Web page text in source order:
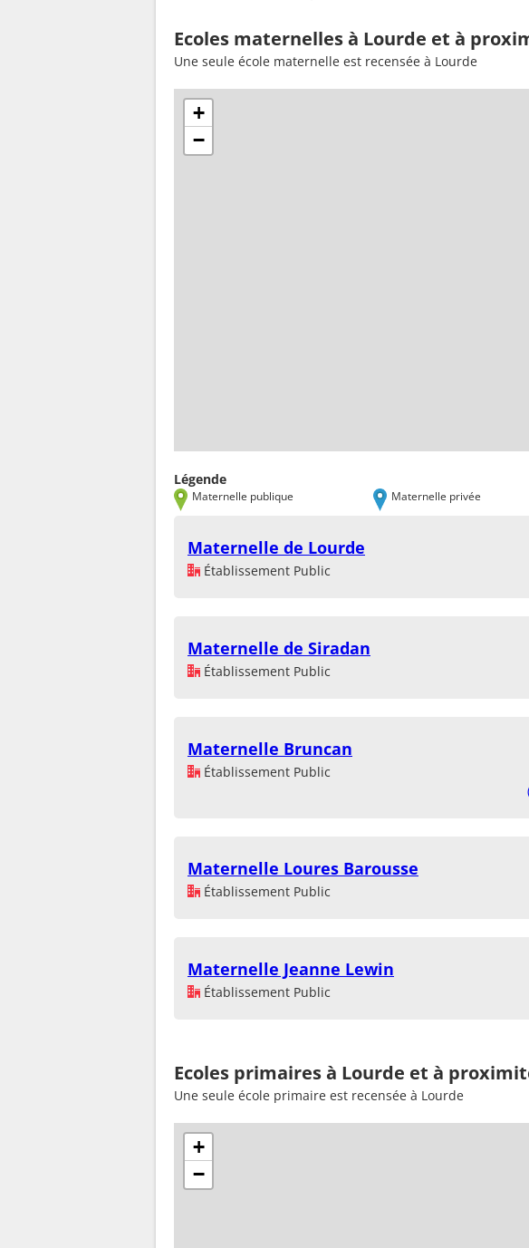
Ecoles maternelles à Lourde et à
Une seule école maternelle est recensée à Lourde
+
−
Légende
Maternelle publique Maternelle privée
Maternelle de Lourde
Établissement Public
Maternelle de Siradan
Établissement Public
Maternelle Bruncan
Établissement Public
Maternelle Loures Barousse
Établissement Public
Maternelle Jeanne Lewin
Établissement Public
Ecoles primaires à Lourde et à
Une seule école primaire est recensée à Lourde
+
−